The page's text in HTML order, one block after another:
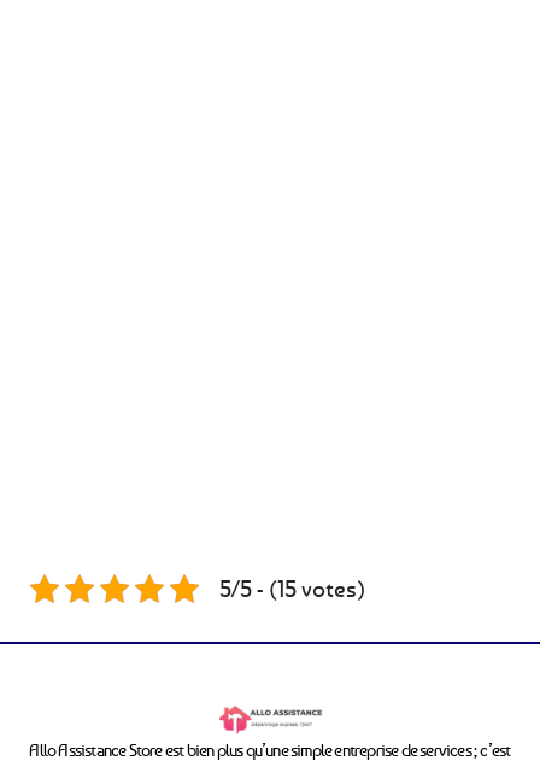
5/5 - (15 votes)
Allo Assistance Store est bien plus qu’une simple entreprise de services ; c’est